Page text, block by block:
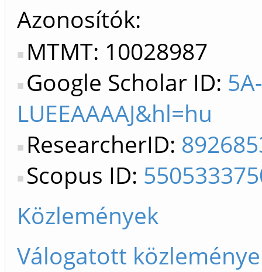
Azonosítók
MTMT: 10028987
Google Scholar ID: 5A-
LUEEAAAAJ&hl=hu
ResearcherID:
Scopus ID:
Közlemények
Válogatott